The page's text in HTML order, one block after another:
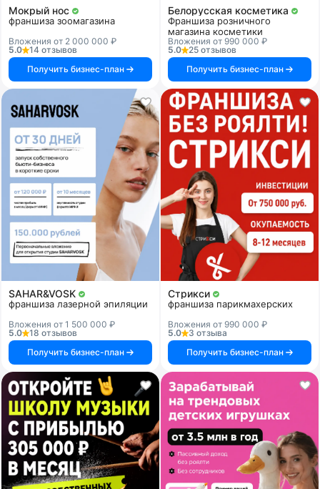
Мокрый нос
франшиза зоомагазина
Вложения от 2 000 000 ₽
5.0
14 отзывов
Получить бизнес-план
Белорусская косметика
Франшиза розничного
магазина косметики
Вложения от 990 000 ₽
5.0
25 отзывов
Получить бизнес-план
SAHAR&VOSK
франшиза лазерной эпиляции
Вложения от 1 500 000 ₽
5.0
18 отзывов
Получить бизнес-план
Стрикси
франшиза парикмахерских
Вложения от 990 000 ₽
5.0
3 отзыва
Получить бизнес-план